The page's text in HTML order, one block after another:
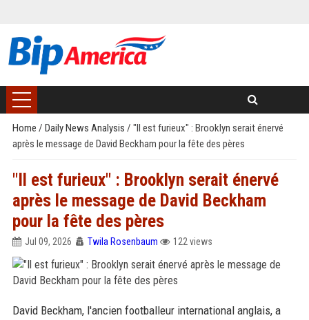
Home / Daily News Analysis / "Il est furieux" : Brooklyn serait énervé
après le message de David Beckham pour la fête des pères
"Il est furieux" : Brooklyn serait énervé
après le message de David Beckham
pour la fête des pères
Jul 09, 2026 Twila Rosenbaum 122 views
David Beckham, l'ancien footballeur international anglais, a